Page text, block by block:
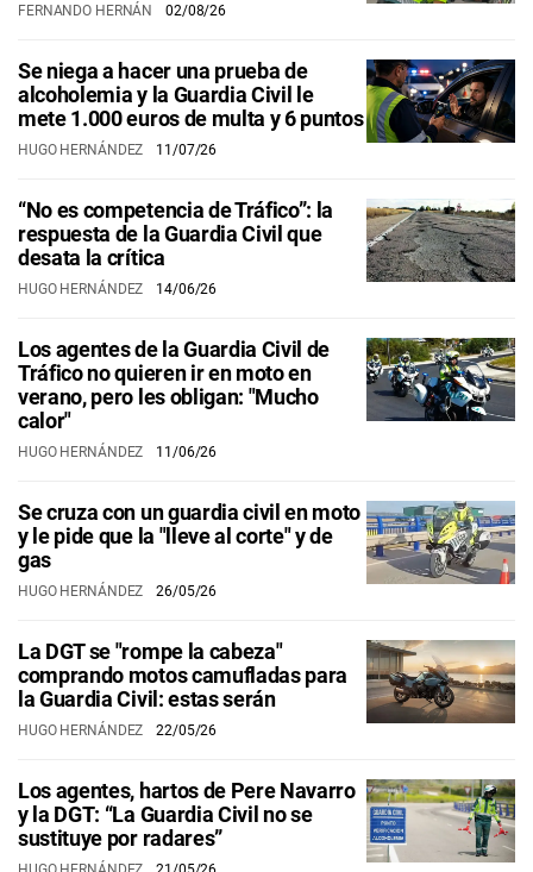
FERNANDO HERNÁN 02/08/26
Se niega a hacer una prueba de
alcoholemia y la Guardia Civil le
mete 1.000 euros de multa y 6 puntos
HUGO HERNÁNDEZ 11/07/26
“No es competencia de Tráfico”: la
respuesta de la Guardia Civil que
desata la crítica
HUGO HERNÁNDEZ 14/06/26
Los agentes de la Guardia Civil de
Tráfico no quieren ir en moto en
verano, pero les obligan: "Mucho
calor"
HUGO HERNÁNDEZ 11/06/26
Se cruza con un guardia civil en moto
y le pide que la "lleve al corte" y de
gas
HUGO HERNÁNDEZ 26/05/26
La DGT se "rompe la cabeza"
comprando motos camufladas para
la Guardia Civil: estas serán
HUGO HERNÁNDEZ 22/05/26
Los agentes, hartos de Pere Navarro
y la DGT: “La Guardia Civil no se
sustituye por radares”